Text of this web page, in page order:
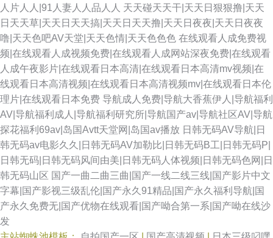
人片人人|91人妻人人品人人 天天碰天天干|天天日狠狠撸|天天
日天天草|天天日天天搞|天天日天天撸|天天日夜夜|天天日夜夜
噜|天天色吧AV天堂|天天色情|天天色色色 在线观看人成免费视
频|在线观看人成视频免费|在线观看人成网站深夜免费|在线观看
人成午夜影片|在线观看日本高清|在线观看日本高清mv视频|在
线观看日本高清视频|在线观看日本高清视频mv|在线观看日本伦
理片|在线观看日本免费 导航成人免费|导航大香蕉伊人|导航福利
AV|导航福利成人|导航福利研究所|导航国产av|导航社区AV|导航
探花福利69av|岛国Avtt天堂网|岛国av播放 日韩无码AV导航|日
韩无码av电影久久|日韩无码AV加勒比|日韩无码B工|日韩无码P|
日韩无码|日韩无码风间由美|日韩无码人体视频|日韩无码色网|日
韩无码山区 国产一曲二曲三曲|国产一线二线三线|国产影片中文
字幕|国产影视三级乱伦|国产永久91精品|国产永久福利导航|国
产永久免费无|国产优物在线观看|国产呦合第一系|国产呦在线沙
发